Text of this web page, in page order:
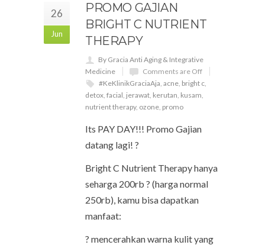
26
Jun
PROMO GAJIAN
BRIGHT C NUTRIENT
THERAPY
By Gracia Anti Aging & Integrative
Medicine
Comments are Off
#KeKlinikGraciaAja, acne, bright c,
detox, facial, jerawat, kerutan, kusam,
nutrient therapy, ozone, promo
Its PAY DAY!!! Promo Gajian
datang lagi! ?
Bright C Nutrient Therapy hanya
seharga 200rb ? (harga normal
250rb), kamu bisa dapatkan
manfaat:
? mencerahkan warna kulit yang